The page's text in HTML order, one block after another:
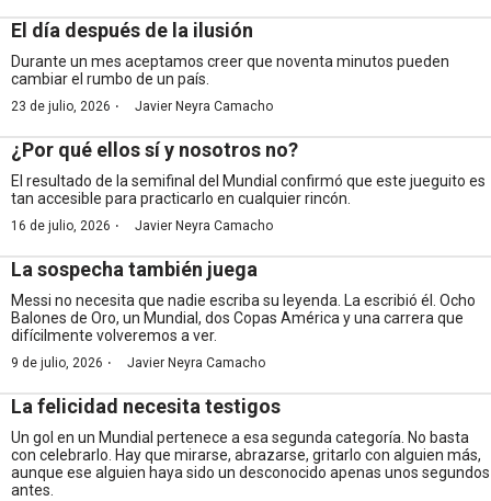
El día después de la ilusión
Durante un mes aceptamos creer que noventa minutos pueden
cambiar el rumbo de un país.
23 de julio, 2026 · Javier Neyra Camacho
¿Por qué ellos sí y nosotros no?
El resultado de la semifinal del Mundial confirmó que este jueguito es
tan accesible para practicarlo en cualquier rincón.
16 de julio, 2026 · Javier Neyra Camacho
La sospecha también juega
Messi no necesita que nadie escriba su leyenda. La escribió él. Ocho
Balones de Oro, un Mundial, dos Copas América y una carrera que
difícilmente volveremos a ver.
9 de julio, 2026 · Javier Neyra Camacho
La felicidad necesita testigos
Un gol en un Mundial pertenece a esa segunda categoría. No basta
con celebrarlo. Hay que mirarse, abrazarse, gritarlo con alguien más,
aunque ese alguien haya sido un desconocido apenas unos segundos
antes.